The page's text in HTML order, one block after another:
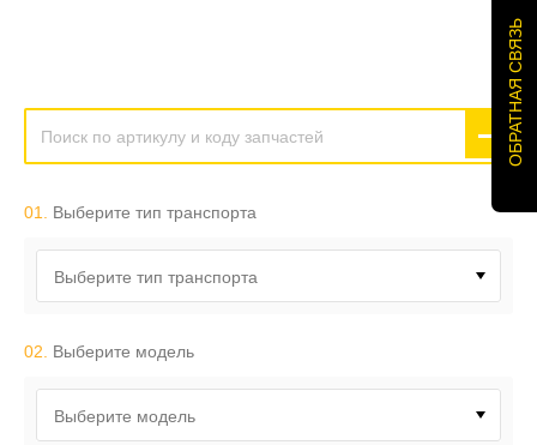
01. Выберите тип транспорта
Выберите тип транспорта
02. Выберите модель
Выберите модель
ОБРАТНАЯ СВЯЗЬ